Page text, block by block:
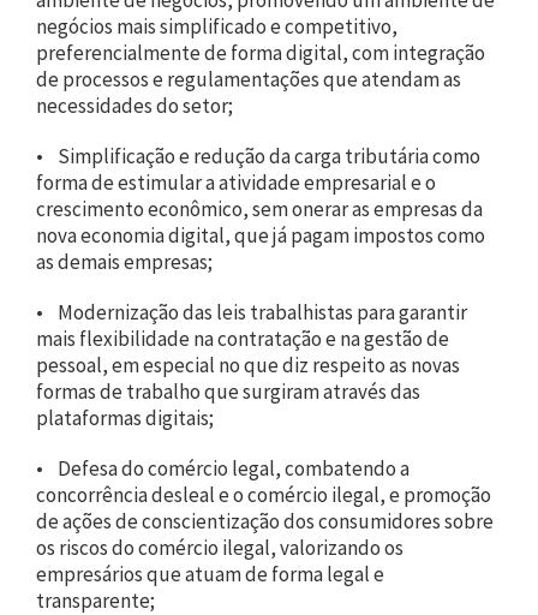
negócios mais simplificado e competitivo,
preferencialmente de forma digital, com integração
de processos e regulamentações que atendam as
necessidades do setor;
• Simplificação e redução da carga tributária como
forma de estimular a atividade empresarial e o
crescimento econômico, sem onerar as empresas da
nova economia digital, que já pagam impostos como
as demais empresas;
• Modernização das leis trabalhistas para garantir
mais flexibilidade na contratação e na gestão de
pessoal, em especial no que diz respeito as novas
formas de trabalho que surgiram através das
plataformas digitais;
• Defesa do comércio legal, combatendo a
concorrência desleal e o comércio ilegal, e promoção
de ações de conscientização dos consumidores sobre
os riscos do comércio ilegal, valorizando os
empresários que atuam de forma legal e
transparente;